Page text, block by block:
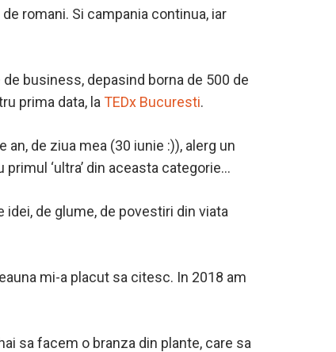
romani. Si campania continua, iar
business, depasind borna de 500 de
prima data, la TEDx Bucuresti.
de ziua mea (30 iunie :)), alerg un
‘ultra’ din aceasta categorie…
de glume, de povestiri din viata
mi-a placut sa citesc. In 2018 am
sa facem o branza din plante, care sa